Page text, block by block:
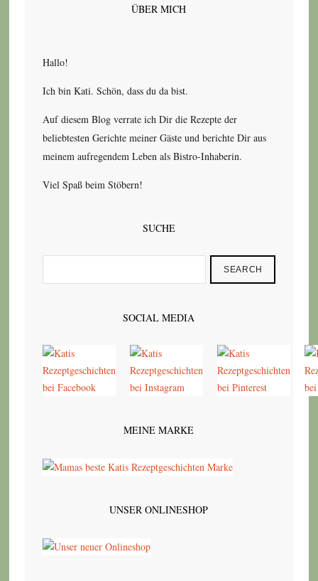
ÜBER MICH
Hallo!
Ich bin Kati. Schön, dass du da bist.
Auf diesem Blog verrate ich Dir die Rezepte der
beliebtesten Gerichte meiner Gäste und berichte Dir aus
meinem aufregendem Leben als Bistro-Inhaberin.
Viel Spaß beim Stöbern!
SUCHE
SEARCH
SOCIAL MEDIA
MEINE MARKE
UNSER ONLINESHOP